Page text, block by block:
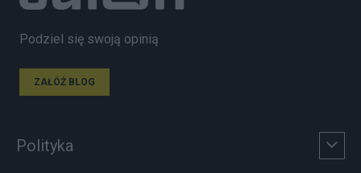
Podziel się swoją opinią
ZAŁÓŻ BLOG
Polityka